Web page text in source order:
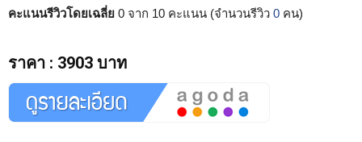
คะแนนรีวิวโดยเฉลี่ย 0 จาก 10 คะแนน (จำนวนรีวิว 0 คน)
ราคา : 3903 บาท